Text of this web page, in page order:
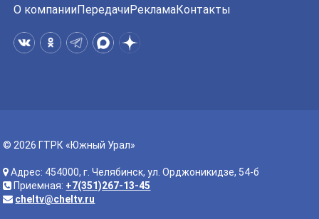
О компанииПередачиРекламаКонтакты
© 2026 ГТРК «Южный Урал»
Адрес: 454000, г. Челябинск, ул. Орджоникидзе, 54-б
Приемная: +7(351)267-13-45
cheltv@cheltv.ru